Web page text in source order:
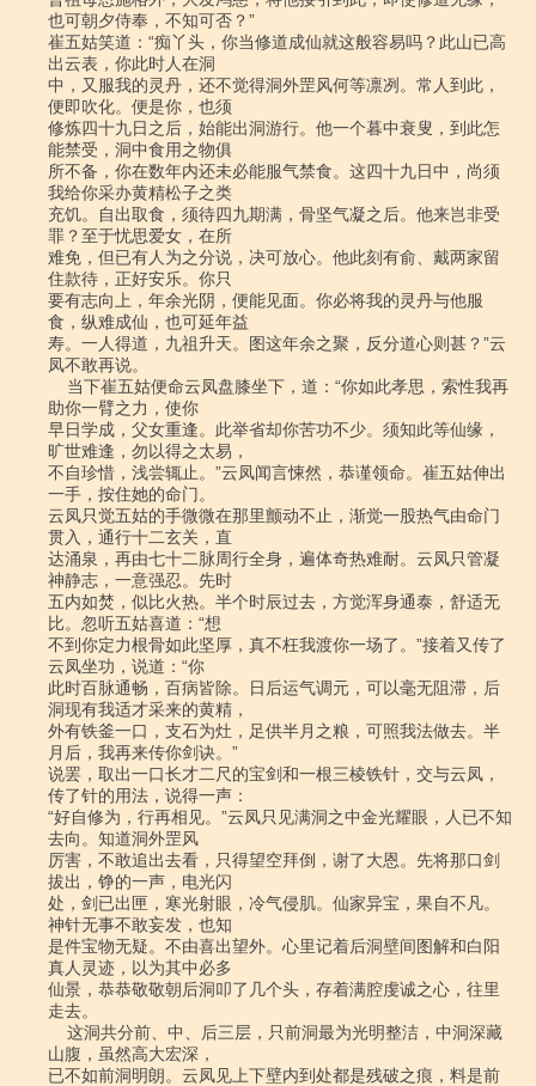
也可朝夕侍奉，不知可否？”
崔五姑笑道：“痴丫头，你当修道成仙就这般容易吗？此山已高
出云表，你此时人在洞
中，又服我的灵丹，还不觉得洞外罡风何等凛冽。常人到此，
便即吹化。便是你，也须
修炼四十九日之后，始能出洞游行。他一个暮中衰叟，到此怎
能禁受，洞中食用之物俱
所不备，你在数年内还未必能服气禁食。这四十九日中，尚须
我给你采办黄精松子之类
充饥。自出取食，须待四九期满，骨坚气凝之后。他来岂非受
罪？至于忧思爱女，在所
难免，但已有人为之分说，决可放心。他此刻有俞、戴两家留
住款待，正好安乐。你只
要有志向上，年余光阴，便能见面。你必将我的灵丹与他服
食，纵难成仙，也可延年益
寿。一人得道，九祖升天。图这年余之聚，反分道心则甚？”云
凤不敢再说。
助你一臂之力，使你
早日学成，父女重逢。此举省却你苦功不少。须知此等仙缘，
旷世难逢，勿以得之太易，
不自珍惜，浅尝辄止。”云凤闻言悚然，恭谨领命。崔五姑伸出
一手，按住她的命门。
云凤只觉五姑的手微微在那里颤动不止，渐觉一股热气由命门
贯入，通行十二玄关，直
达涌泉，再由七十二脉周行全身，遍体奇热难耐。云凤只管凝
神静志，一意强忍。先时
五内如焚，似比火热。半个时辰过去，方觉浑身通泰，舒适无
比。忽听五姑喜道：“想
不到你定力根骨如此坚厚，真不枉我渡你一场了。”接着又传了
云凤坐功，说道：“你
此时百脉通畅，百病皆除。日后运气调元，可以毫无阻滞，后
洞现有我适才采来的黄精，
外有铁釜一口，支石为灶，足供半月之粮，可照我法做去。半
月后，我再来传你剑诀。”
说罢，取出一口长才二尺的宝剑和一根三棱铁针，交与云凤，
传了针的用法，说得一声：
“好自修为，行再相见。”云凤只见满洞之中金光耀眼，人已不知
去向。知道洞外罡风
厉害，不敢追出去看，只得望空拜倒，谢了大恩。先将那口剑
拔出，铮的一声，电光闪
处，剑已出匣，寒光射眼，冷气侵肌。仙家异宝，果自不凡。
神针无事不敢妄发，也知
是件宝物无疑。不由喜出望外。心里记着后洞壁间图解和白阳
真人灵迹，以为其中必多
仙景，恭恭敬敬朝后洞叩了几个头，存着满腔虔诚之心，往里
走去。
山腹，虽然高大宏深，
已不如前洞明朗。云凤见上下壁内到处都是残破之痕，料是前